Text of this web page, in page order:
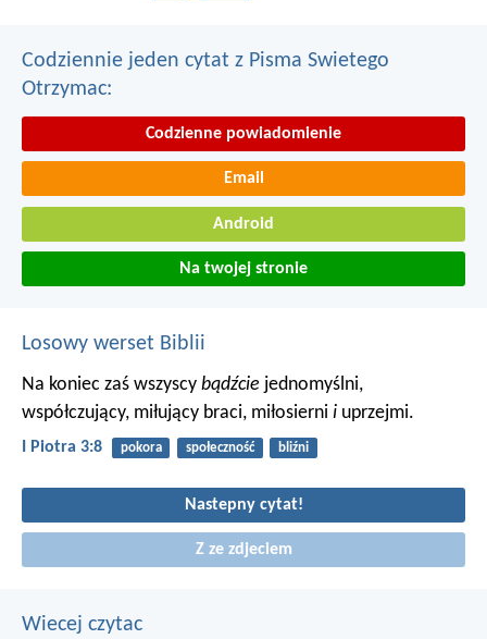
Codziennie jeden cytat z Pisma Swietego
Otrzymac:
Codzienne powiadomienie
Email
Android
Na twojej stronie
Losowy werset Biblii
Na koniec zaś wszyscy bądźcie jednomyślni,
współczujący, miłujący braci, miłosierni i uprzejmi.
I Piotra 3:8 pokora społeczność bliźni
Nastepny cytat!
Z ze zdjeciem
Wiecej czytac